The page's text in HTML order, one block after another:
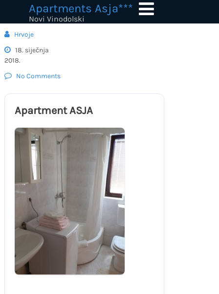
content
Apartments Asja***
Novi Vinodolski
Hrvoje
18. siječnja
2018.
No Comments
Apartment ASJA